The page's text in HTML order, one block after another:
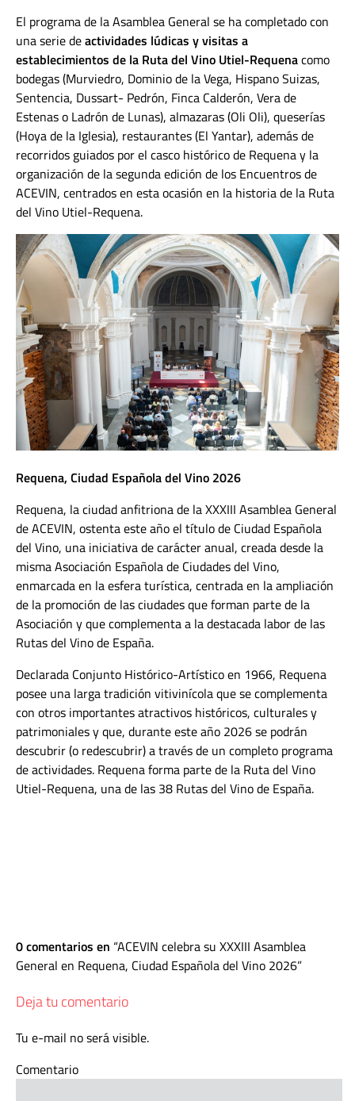
El programa de la Asamblea General se ha completado con
una serie deactividades lúdicas y visitas a
establecimientos de la Ruta del Vino Utiel-Requenacomo
bodegas (Murviedro, Dominio de la Vega, Hispano Suizas,
Sentencia, Dussart- Pedrón, Finca Calderón, Vera de
Estenas o Ladrón de Lunas), almazaras (Oli Oli), queserías
(Hoya de la Iglesia), restaurantes (El Yantar), además de
recorridos guiados por el casco histórico de Requena y la
organización de la segunda edición de los Encuentros de
ACEVIN, centrados en esta ocasión en la historia de la Ruta
del Vino Utiel-Requena.
Requena, Ciudad Española del Vino 2026
Requena, la ciudad anfitriona de la XXXIII Asamblea General
de ACEVIN, ostenta este año el título de Ciudad Española
del Vino, una iniciativa de carácter anual, creada desde la
misma Asociación Española de Ciudades del Vino,
enmarcada en la esfera turística, centrada en la ampliación
de la promoción de las ciudades que forman parte de la
Asociación y que complementa a la destacada labor de las
Rutas del Vino de España.
Declarada Conjunto Histórico-Artístico en 1966, Requena
posee una larga tradición vitivinícola que se complementa
con otros importantes atractivos históricos, culturales y
patrimoniales y que, durante este año 2026 se podrán
descubrir (o redescubrir) a través de un completo programa
de actividades. Requena forma parte de la Ruta del Vino
Utiel-Requena, una de las 38 Rutas del Vino de España.
0 comentarios en ACEVIN celebra su XXXIII Asamblea
General en Requena, Ciudad Española del Vino 2026
Deja tu comentario
Tu e-mail no será visible.
Comentario